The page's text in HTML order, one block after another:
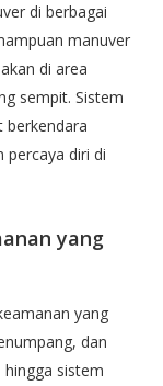
di berbagai
manuver
di area
sempit. Sistem
berkendara
percaya diri di
yang
yang
dan
sistem